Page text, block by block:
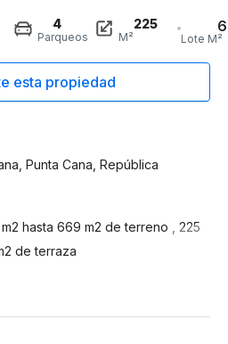
4
Parqueos
225
M² Lote M²
Punta Cana, República
hasta 669 m2 de terreno , 225
de terraza